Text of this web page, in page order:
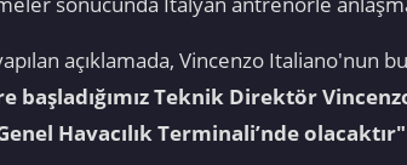
açıklamada, Vincenzo Italiano'nun
başladığımız Teknik Direktör
Havacılık Terminali’nde olacaktır"